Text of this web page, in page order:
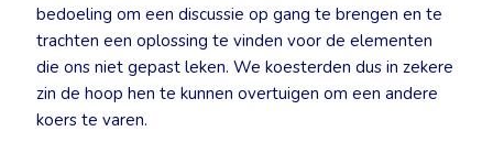
bedoeling om een discussie op gang te brengen en te
trachten een oplossing te vinden voor de elementen
die ons niet gepast leken. We koesterden dus in zekere
zin de hoop hen te kunnen overtuigen om een andere
koers te varen.